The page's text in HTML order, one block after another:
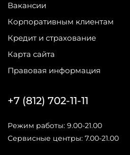
Вакансии
Корпоративным клиентам
Кредит и страхование
Карта сайта
Правовая информация
+7 (812) 702-11-11
Режим работы: 9.00-21.00
Сервисные центры: 7.00-21.00